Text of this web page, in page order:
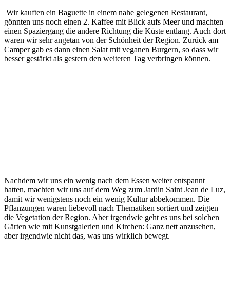
Wir kauften ein Baguette in einem nahe gelegenen Restaurant,
gönnten uns noch einen 2. Kaffee mit Blick aufs Meer und machten
einen Spaziergang die andere Richtung die Küste entlang. Auch dort
waren wir sehr angetan von der Schönheit der Region. Zurück am
Camper gab es dann einen Salat mit veganen Burgern, so dass wir
besser gestärkt als gestern den weiteren Tag verbringen können.
Nachdem wir uns ein wenig nach dem Essen weiter entspannt
hatten, machten wir uns auf dem Weg zum Jardin Saint Jean de Luz,
damit wir wenigstens noch ein wenig Kultur abbekommen. Die
Pflanzungen waren liebevoll nach Thematiken sortiert und zeigten
die Vegetation der Region. Aber irgendwie geht es uns bei solchen
Gärten wie mit Kunstgalerien und Kirchen: Ganz nett anzusehen,
aber irgendwie nicht das, was uns wirklich bewegt.